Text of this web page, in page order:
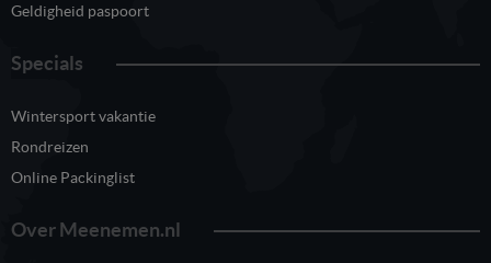
Geldigheid paspoort
Specials
Wintersport vakantie
Rondreizen
Online Packinglist
Over Meenemen.nl